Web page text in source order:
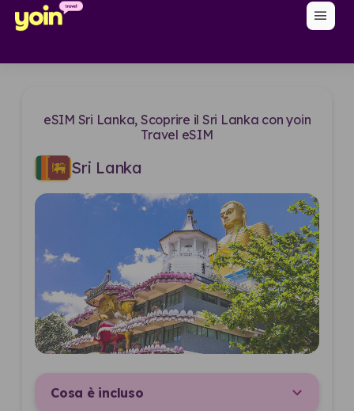
menu
eSIM Sri Lanka, Scoprire il Sri Lanka con yoin
Travel eSIM
Sri Lanka
Cosa è incluso